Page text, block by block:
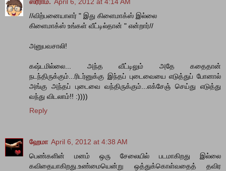
//விற்பனையாளர் " இது கிளைமாக்ஸ் இல்லை
கிளைமாக்ஸ் உங்கள் வீட்டில்தான் " என்றார்//
அனுபவசாலி!
கஷ்டமில்லை... அந்த வீட்டிலும் அதே கதைதான்
நடந்திருக்கும்...ரிடர்னுக்கு இந்தப் புடைவையை எடுத்துப் போனால்
அங்கு அந்தப் புடைவை வந்திருக்கும்...எக்சேஞ் செய்து எடுத்து
வந்து விடலாம்!! :))))
Reply
ஹேமா April 6, 2012 at 4:38 AM
பெண்களின் மனம் ஒரு சேலையில் படமாகிறது இல்லை
கவிதையாகிறது.உண்மையென்று ஒத்துக்கொள்வதைத் தவிர